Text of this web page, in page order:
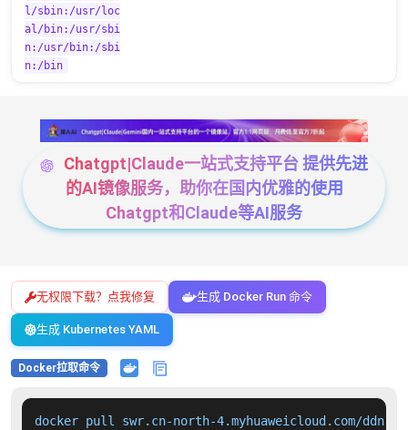
l/sbin:/usr/loc
al/bin:/usr/sbi
n:/usr/bin:/sbi
n:/bin
Chatgpt|Claude一站式支持平台 提供先进
的AI镜像服务，助你在国内优雅的使用
Chatgpt和Claude等AI服务
无权限下载？点我修复 生成 Docker Run 命令
生成 Kubernetes YAML
Docker拉取命令
docker pull swr.cn-north-4.myhuaweicloud.com/ddn-